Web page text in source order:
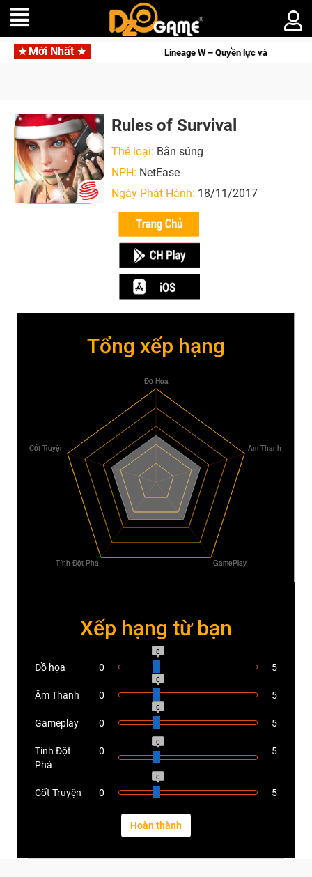
Mới Nhất
phú sẽ về tay kẻ đoạt được Vương Quyền thành Kent sắp tới!
Rules of Survival
Thể loại: Bắn súng
NPH: NetEase
Ngày Phát Hành: 18/11/2017
Tổng xếp hạng
Xếp hạng từ bạn
Đồ họa 0 5
Âm Thanh 0 5
Gameplay 0 5
Tính Đột
Phá
0 5
Cốt Truyện 0 5